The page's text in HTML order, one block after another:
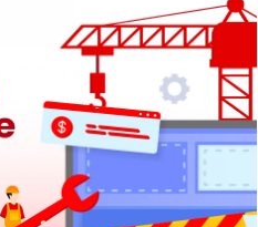
por 1 Año